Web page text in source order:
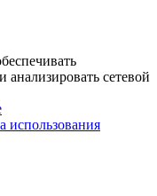
сетевой
использования